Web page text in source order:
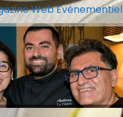
Web Evénementiel